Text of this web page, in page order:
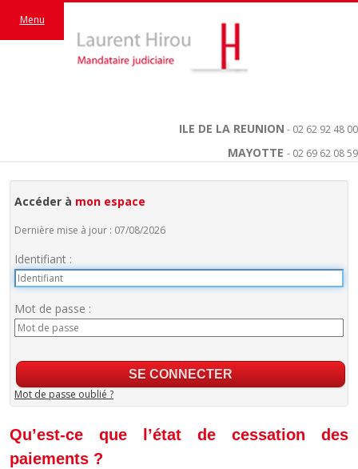
ILE DE LA REUNION - 02 62 92 48 00
MAYOTTE - 02 69 62 08 59
Menu
Accéder à mon espace
Dernière mise à jour : 07/08/2026
Identifiant :
Mot de passe :
Mot de passe oublié ?
Qu’est-ce que l’état de cessation des
paiements ?